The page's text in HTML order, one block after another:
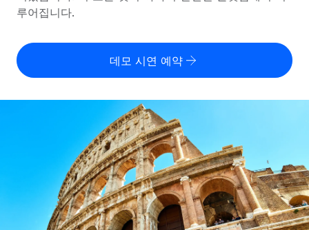
복잡한 고용 업무를 아웃소싱
Remote 통합
HR을 워크플로에 매끄럽게 통합
미국 주별 정보
Remote와 다른 솔루션 비교
다른 업체들과 비교해보기
스타트업
성장하는 기업을 위한 민첩한 글로벌 HR 및 급여 솔루션
중견기업
맞춤형 HR 솔루션으로 팀 확장
오분류 리스크 평가 도구
국가별 총 인건비 계산
글로벌 계약직을 위한 통화 옵션과 지급 소요 시간 확인
REMOTE와 함께 배우기
리서치 및 가이드
사례 연구
한국어
English
Español
로그인
루어집니다.
데모 시연 예약